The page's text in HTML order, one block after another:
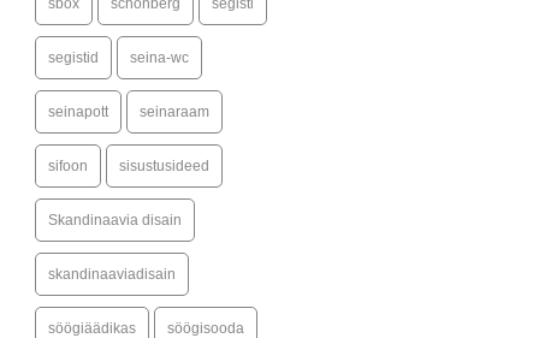
sbox schönberg segisti
segistid seina-wc
seinapott seinaraam
sifoon sisustusideed
Skandinaavia disain
skandinaaviadisain
söögiäädikas söögisooda